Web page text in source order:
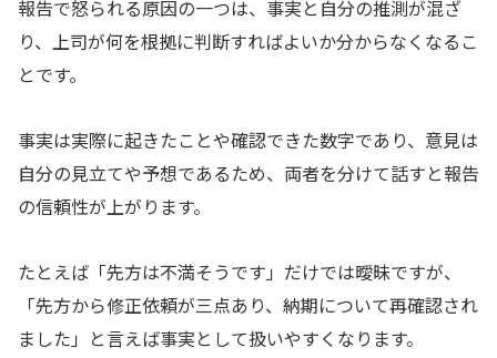
報告で怒られる原因の一つは、事実と自分の推測が混ざ
り、上司が何を根拠に判断すればよいか分からなくなるこ
とです。
事実は実際に起きたことや確認できた数字であり、意見は
自分の見立てや予想であるため、両者を分けて話すと報告
の信頼性が上がります。
たとえば「先方は不満そうです」だけでは曖昧ですが、
「先方から修正依頼が三点あり、納期について再確認され
ました」と言えば事実として扱いやすくなります。